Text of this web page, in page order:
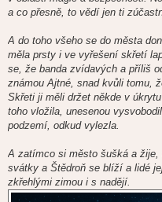
a co přesně, to vědí jen ti
A do toho všeho se do města
měla prsty i ve vyřešení skřetí
se, že banda zvídavých a příliš
známou Ajtné, snad kvůli tomu,
Skřeti ji měli držet někde v
toho vložila, unesenou
podzemí, odkud vylezla.
A zatímco si město šušká a
svátky a Štědroň se blíží a lidé
zkřehlými zimou i s nadějí.